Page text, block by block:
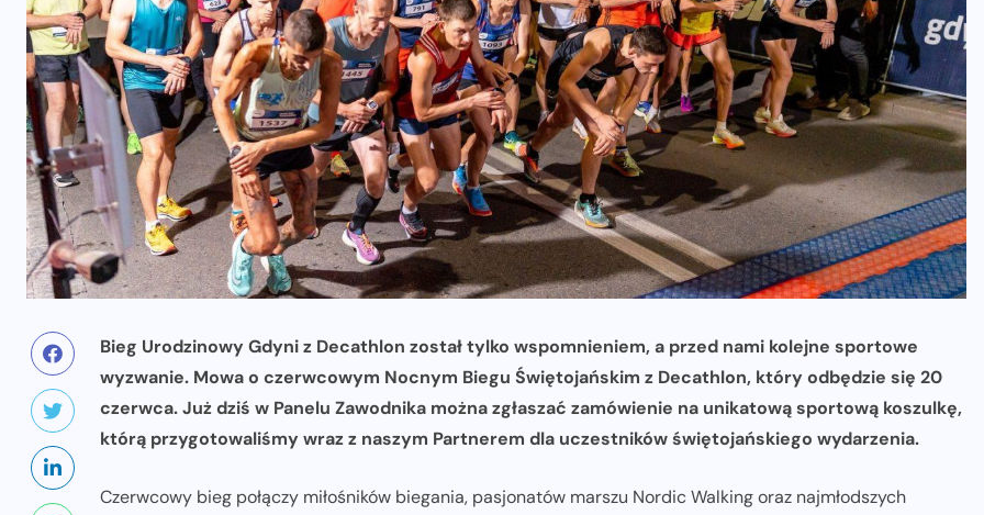
Bieg Urodzinowy Gdyni z Decathlon został tylko wspomnieniem, a przed nami kolejne sportowe
wyzwanie. Mowa o czerwcowym Nocnym Biegu Świętojańskim z Decathlon, który odbędzie się 20
czerwca. Już dziś w Panelu Zawodnika można zgłaszać zamówienie na unikatową sportową koszulkę,
którą przygotowaliśmy wraz z naszym Partnerem dla uczestników świętojańskiego wydarzenia.
Czerwcowy bieg połączy miłośników biegania, pasjonatów marszu Nordic Walking oraz najmłodszych